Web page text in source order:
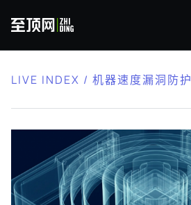
LIVE INDEX / 机器速度漏洞防护